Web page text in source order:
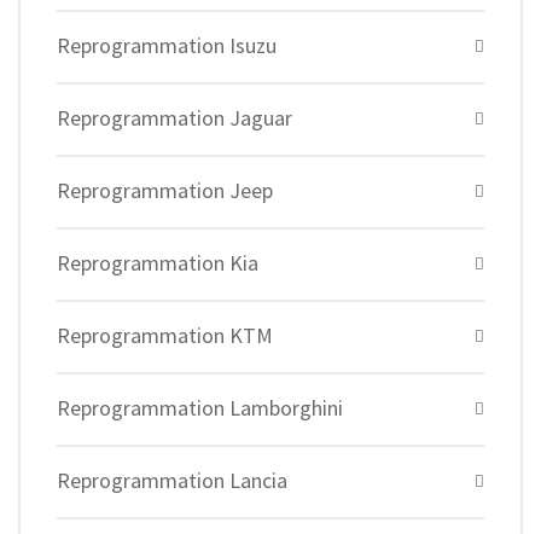
Reprogrammation Isuzu
Reprogrammation Jaguar
Reprogrammation Jeep
Reprogrammation Kia
Reprogrammation KTM
Reprogrammation Lamborghini
Reprogrammation Lancia